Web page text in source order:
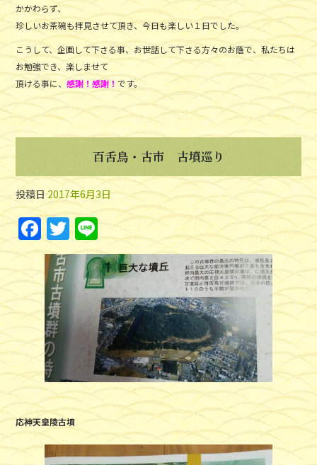
かかわらず、
珍しいお茶碗も拝見させて頂き、今日も楽しい１日でした。
こうして、企画して下さる事、お世話して下さる方々のお蔭で、私たちは
お勉強でき、楽しませて
頂ける事に、感謝！感謝！です。
百舌鳥・古市 古墳巡り
投稿日2017年6月3日
F
a
c
e
b
o
o
k
T
w
itt
er
Li
n
e
応神天皇陵古墳